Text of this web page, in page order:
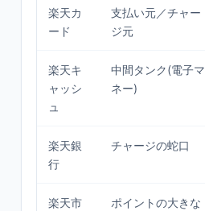
楽天カ
ード
支払い元／チャー
ジ元
楽天キ
ャッシ
ュ
中間タンク(電子マ
ネー)
楽天銀
行
チャージの蛇口
楽天市
ポイントの大きな